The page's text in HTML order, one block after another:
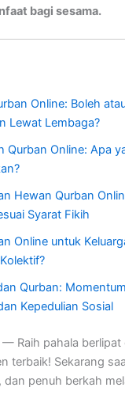
bagi sesama.
Online: Boleh
Lewat Lembaga?
Qurban Online: Apa
Hewan Qurban
Syarat Fikih
Online untuk
Qurban:
Kepedulian Sosial
— Raih pahala berlipat
terbaik! Sekarang
dan penuh berkah